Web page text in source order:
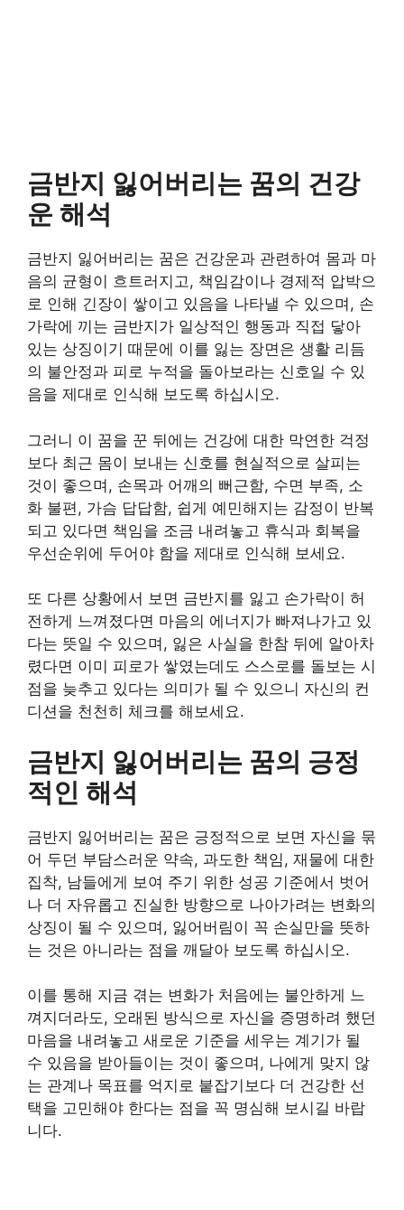
금반지 잃어버리는 꿈의 건강
운 해석
금반지 잃어버리는 꿈은 건강운과 관련하여 몸과 마
음의 균형이 흐트러지고, 책임감이나 경제적 압박으
로 인해 긴장이 쌓이고 있음을 나타낼 수 있으며, 손
가락에 끼는 금반지가 일상적인 행동과 직접 닿아
있는 상징이기 때문에 이를 잃는 장면은 생활 리듬
의 불안정과 피로 누적을 돌아보라는 신호일 수 있
음을 제대로 인식해 보도록 하십시오.
그러니 이 꿈을 꾼 뒤에는 건강에 대한 막연한 걱정
보다 최근 몸이 보내는 신호를 현실적으로 살피는
것이 좋으며, 손목과 어깨의 뻐근함, 수면 부족, 소
화 불편, 가슴 답답함, 쉽게 예민해지는 감정이 반복
되고 있다면 책임을 조금 내려놓고 휴식과 회복을
우선순위에 두어야 함을 제대로 인식해 보세요.
또 다른 상황에서 보면 금반지를 잃고 손가락이 허
전하게 느껴졌다면 마음의 에너지가 빠져나가고 있
다는 뜻일 수 있으며, 잃은 사실을 한참 뒤에 알아차
렸다면 이미 피로가 쌓였는데도 스스로를 돌보는 시
점을 늦추고 있다는 의미가 될 수 있으니 자신의 컨
디션을 천천히 체크를 해보세요.
금반지 잃어버리는 꿈의 긍정
적인 해석
금반지 잃어버리는 꿈은 긍정적으로 보면 자신을 묶
어 두던 부담스러운 약속, 과도한 책임, 재물에 대한
집착, 남들에게 보여 주기 위한 성공 기준에서 벗어
나 더 자유롭고 진실한 방향으로 나아가려는 변화의
상징이 될 수 있으며, 잃어버림이 꼭 손실만을 뜻하
는 것은 아니라는 점을 깨달아 보도록 하십시오.
이를 통해 지금 겪는 변화가 처음에는 불안하게 느
껴지더라도, 오래된 방식으로 자신을 증명하려 했던
마음을 내려놓고 새로운 기준을 세우는 계기가 될
수 있음을 받아들이는 것이 좋으며, 나에게 맞지 않
는 관계나 목표를 억지로 붙잡기보다 더 건강한 선
택을 고민해야 한다는 점을 꼭 명심해 보시길 바랍
니다.